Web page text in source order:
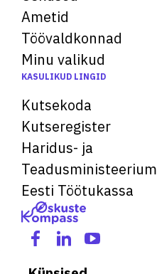
Ametid
Töövaldkonnad
Minu valikud
KASULIKUD LINGID
Kutsekoda
Kutseregister
Haridus- ja
Teadusministeerium
Eesti Töötukassa